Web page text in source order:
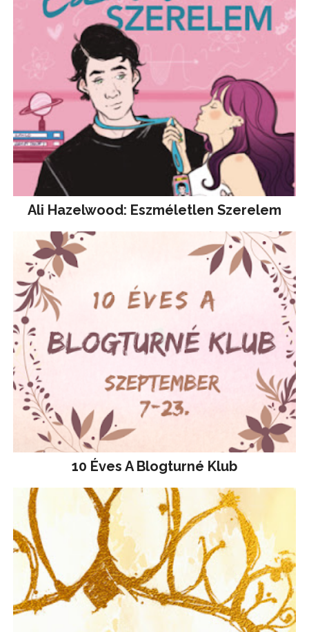
Ali Hazelwood: Eszméletlen Szerelem
10 Éves A Blogturné Klub